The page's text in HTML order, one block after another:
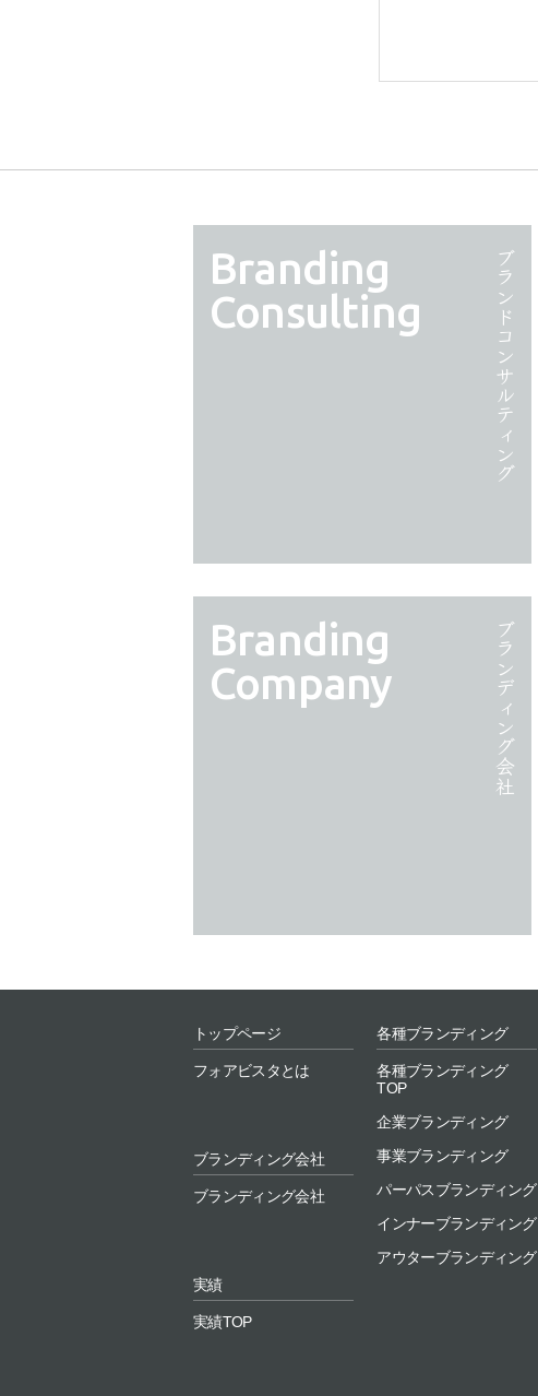
Branding
Consulting
ブランドコンサルティング
Branding
Company
ブランディング会社
トップページ
フォアビスタとは
ブランディング会社
ブランディング会社
実績
実績TOP
各種ブランディング
各種ブランディング
TOP
企業ブランディング
事業ブランディング
パーパスブランディング
インナーブランディング
アウターブランディング